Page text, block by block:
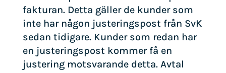
fakturan. Detta gäller de kunder som
inte har någon justeringspost från SvK
sedan tidigare. Kunder som redan har
en justeringspost kommer få en
justering motsvarande detta. Avtal